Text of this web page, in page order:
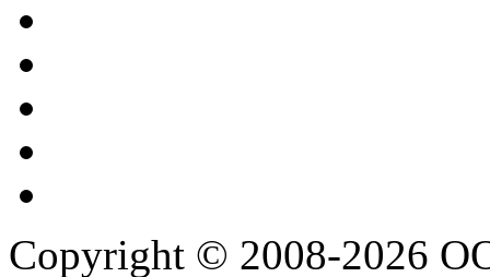
Copyright © 2008-2026